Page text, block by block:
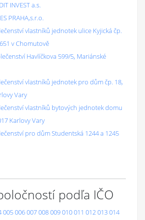
INVEST a.s.
PRAHA,s.r.o.
vlastníků jednotek ulice Kyjická čp.
v Chomutově
Havlíčkova 599/5, Mariánské
vlastníků jednotek pro dům čp. 18,
Vary
vlastníků bytových jednotek domu
Karlovy Vary
pro dům Studentská 1244 a 1245
podľa IČO
005006007008009010011 012013014